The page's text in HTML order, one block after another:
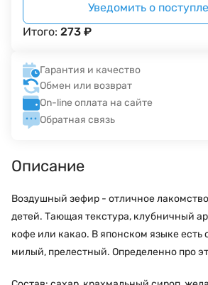
Уведомить о
Итого: 273 ₽
Гарантия и качество
Обмен или возврат
On-line оплата на сайте
Обратная связь
Описание
Воздушный зефир - отличное
детей. Тающая текстура, клубничный
кофе или какао. В японском языке есть
милый, прелестный. Определенно про